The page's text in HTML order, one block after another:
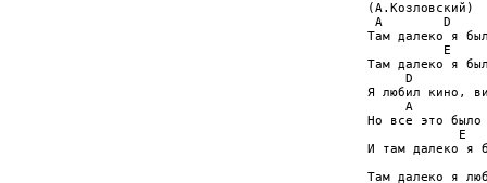
(А.Козловский)
A        D
Там далеко я
E
Там далеко я
     D
Я любил кино,
     A
Но все это было
E
И там далеко я
Там далеко я